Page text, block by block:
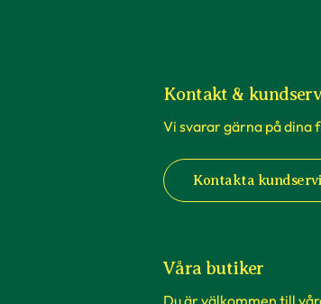
Kontakt &
Vi svarar gärna på dina
Kontakta
Våra butiker